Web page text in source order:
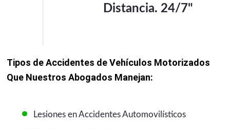
Distancia. 24/7"
Tipos de Accidentes de Vehículos Motorizados
Que Nuestros Abogados Manejan:
Lesiones en Accidentes Automovilísticos